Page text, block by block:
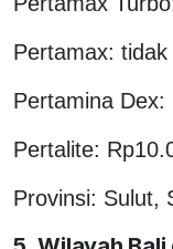
Pertamax:
Pertamina Dex:
Pertalite:
Provinsi: Sulut,